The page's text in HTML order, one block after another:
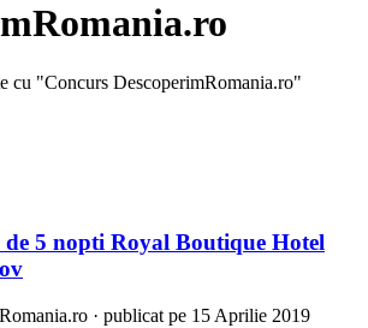
cu "Concurs DescoperimRomania.ro"
de 5 nopti Royal Boutique Hotel
· publicat pe 15 Aprilie 2019